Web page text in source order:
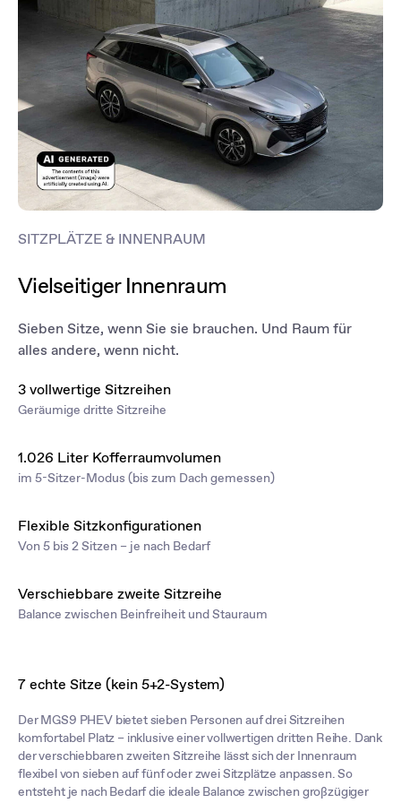
SITZPLÄTZE & INNENRAUM
Vielseitiger Innenraum
Sieben Sitze, wenn Sie sie brauchen. Und Raum für
alles andere, wenn nicht.
3 vollwertige Sitzreihen
Geräumige dritte Sitzreihe
1.026 Liter Kofferraumvolumen
im 5-Sitzer-Modus (bis zum Dach gemessen)
Flexible Sitzkonfigurationen
Von 5 bis 2 Sitzen – je nach Bedarf
Verschiebbare zweite Sitzreihe
Balance zwischen Beinfreiheit und Stauraum
7 echte Sitze (kein 5+2-System)
Der MGS9 PHEV bietet sieben Personen auf drei Sitzreihen
komfortabel Platz – inklusive einer vollwertigen dritten Reihe. Dank
der verschiebbaren zweiten Sitzreihe lässt sich der Innenraum
flexibel von sieben auf fünf oder zwei Sitzplätze anpassen. So
entsteht je nach Bedarf die ideale Balance zwischen großzügiger